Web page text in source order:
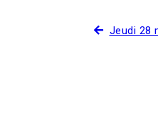
Jeudi 28